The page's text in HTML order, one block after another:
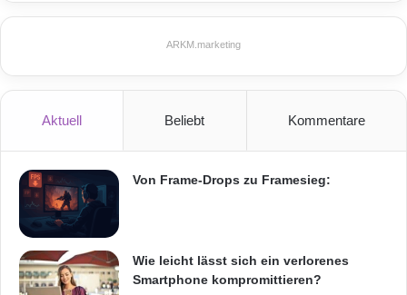
ARKM.marketing
Aktuell Beliebt Kommentare
Von Frame-Drops zu Framesieg:
Wie leicht lässt sich ein verlorenes
Smartphone kompromittieren?